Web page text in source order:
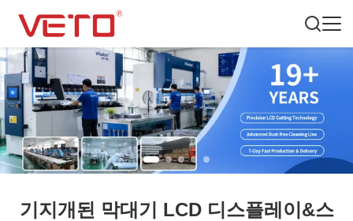
기지개된 막대기 LCD 디스플레이&스